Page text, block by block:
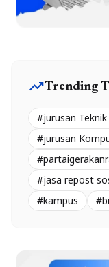
trending_upTrending
#jurusan
#jurusan
#jasa repost
#kampus